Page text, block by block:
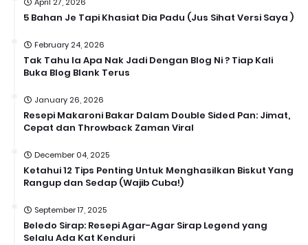
5 Bahan Je Tapi Khasiat Dia Padu (Jus Sihat Versi Saya )
February 24, 2026
Tak Tahu la Apa Nak Jadi Dengan Blog Ni ? Tiap Kali
Buka Blog Blank Terus
January 26, 2026
Resepi Makaroni Bakar Dalam Double Sided Pan: Jimat,
Cepat dan Throwback Zaman Viral
December 04, 2025
Ketahui 12 Tips Penting Untuk Menghasilkan Biskut Yang
Rangup dan Sedap (Wajib Cuba!)
September 17, 2025
Beledo Sirap: Resepi Agar-Agar Sirap Legend yang
Selalu Ada Kat Kenduri